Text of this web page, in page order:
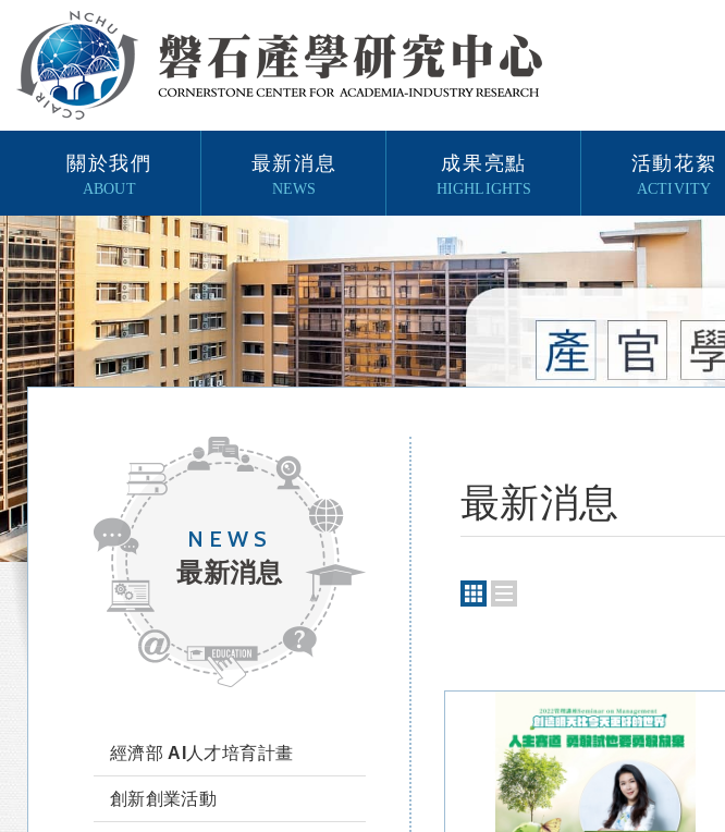
關於我們
ABOUT
最新消息
NEWS
成果亮點
HIGHLIGHTS
活動花絮
ACTIVITY
NEWS
最新消息
經濟部 AI人才培育計畫
創新創業活動
最新消息